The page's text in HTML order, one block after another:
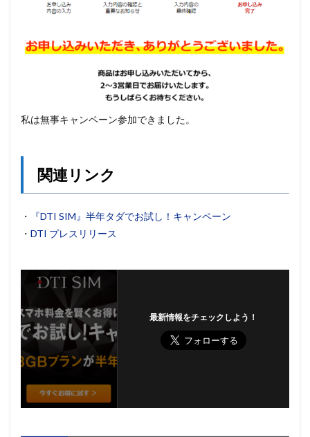
私は無事キャンペーン参加できました。
関連リンク
・
『DTI SIM』半年タダでお試し！キャンペーン
・ DTI プレスリリース
最新情報をチェックしよう！